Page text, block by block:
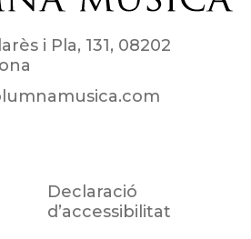
i Pla, 131, 08202
Declaració
d’accessibilitat